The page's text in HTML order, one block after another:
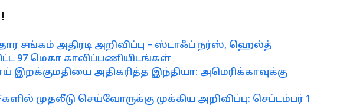
சங்கம் அதிரடி அறிவிப்பு – ஸ்டாஃப் நர்ஸ், ஹெல்த்
97 மெகா காலிப்பணியிடங்கள்
அதிகரித்த இந்தியா: அமெரிக்காவுக்கு
முதலீடு செய்வோருக்கு முக்கிய அறிவிப்பு: செப்டம்பர் 1